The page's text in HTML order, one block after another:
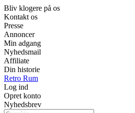
Bliv klogere på os
Kontakt os
Presse
Annoncer
Min adgang
Nyhedsmail
Affiliate
Din historie
Retro Rum
Log ind
Opret konto
Nyhedsbrev